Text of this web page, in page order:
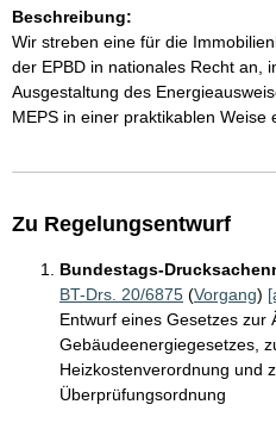
Beschreibung:
Wir streben eine für die
der EPBD in nationales Recht an,
Ausgestaltung des
MEPS in einer praktikablen Weise
Zu Regelungsentwurf
Bundestags-
BT-Drs. 20/6875 (Vorgang)
Entwurf eines Gesetzes zur
Gebäudeenergiegesetzes,
Heizkostenverordnung und
Überprüfungsordnung